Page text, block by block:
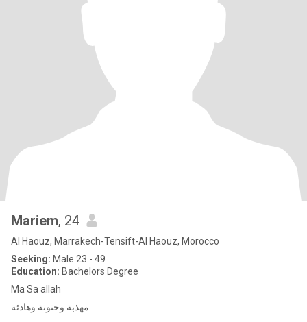
Mariem, 24
Al Haouz, Marrakech-Tensift-Al Haouz, Morocco
Seeking: Male 23 - 49
Education: Bachelors Degree
Ma Sa allah
مهذبة وحنونة وهادئة